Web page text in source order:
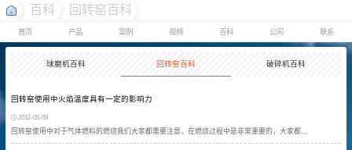
百科 回转窑百科
首页 产品 案例 视频 百科 公司 联系
球磨机百科 回转窑百科 破碎机百科
回转窑使用中火焰温度具有一定的影响力
2012-05-09
回转窑使用中对于气体燃料的燃烧我们大家都需要注意，在燃烧过程中是非常重要的，大家都…